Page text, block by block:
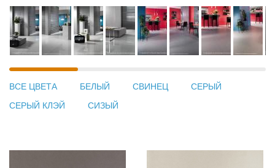
ВСЕ ЦВЕТА БЕЛЫЙ СВИНЕЦ
СЕРЫЙ
СЕРЫЙ КЛЭЙ
СИЗЫЙ